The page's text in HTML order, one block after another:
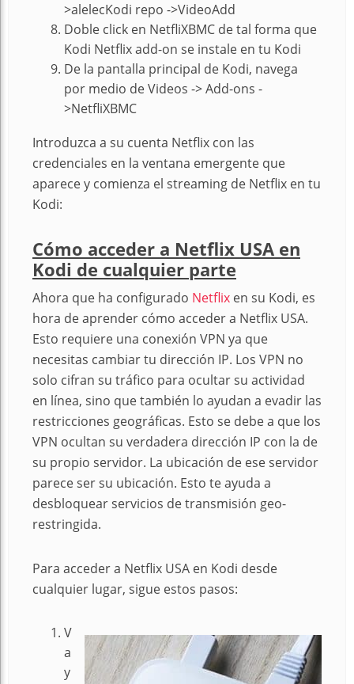
>alelecKodi repo ->VideoAdd
Doble click en NetfliXBMC de tal forma que
Kodi Netflix add-on se instale en tu Kodi
De la pantalla principal de Kodi, navega
por medio de Videos -> Add-ons -
>NetfliXBMC
Introduzca a su cuenta Netflix con las
credenciales en la ventana emergente que
aparece y comienza el streaming de Netflix en tu
Kodi:
Cómo acceder a Netflix USA en
Kodi de cualquier parte
Ahora que ha configurado Netflix en su Kodi, es
hora de aprender cómo acceder a Netflix USA.
Esto requiere una conexión VPN ya que
necesitas cambiar tu dirección IP. Los VPN no
solo cifran su tráfico para ocultar su actividad
en línea, sino que también lo ayudan a evadir las
restricciones geográficas. Esto se debe a que los
VPN ocultan su verdadera dirección IP con la de
su propio servidor. La ubicación de ese servidor
parece ser su ubicación. Esto te ayuda a
desbloquear servicios de transmisión geo-
restringida.
Para acceder a Netflix USA en Kodi desde
cualquier lugar, sigue estos pasos:
V
a
y